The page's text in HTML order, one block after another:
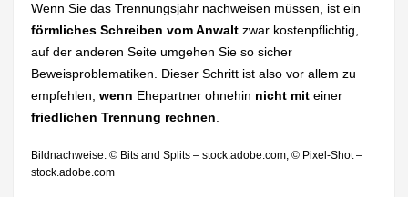
Wenn Sie das Trennungsjahr nachweisen müssen, ist ein
förmliches Schreiben vom Anwalt zwar kostenpflichtig,
auf der anderen Seite umgehen Sie so sicher
Beweisproblematiken. Dieser Schritt ist also vor allem zu
empfehlen,wenn Ehepartner ohnehin nicht mit einer
friedlichen Trennung rechnen.
Bildnachweise: © Bits and Splits – stock.adobe.com, © Pixel-Shot –
stock.adobe.com